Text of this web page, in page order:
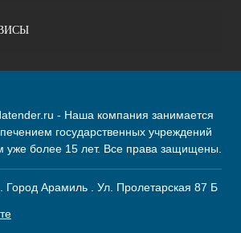
- Наша компания занимается
государственных учреждений
уже более 15 лет. Все права защищены.
Город Арамиль . Ул. Пролетарская 87 Б